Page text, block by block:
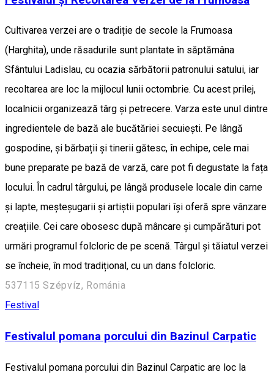
Cultivarea verzei are o tradiție de secole la Frumoasa
(Harghita), unde răsadurile sunt plantate în săptămâna
Sfântului Ladislau, cu ocazia sărbătorii patronului satului, iar
recoltarea are loc la mijlocul lunii octombrie. Cu acest prilej,
localnicii organizează târg și petrecere. Varza este unul dintre
ingredientele de bază ale bucătăriei secuiești. Pe lângă
gospodine, și bărbații și tinerii gătesc, în echipe, cele mai
bune preparate pe bază de varză, care pot fi degustate la fața
locului. În cadrul târgului, pe lângă produsele locale din carne
și lapte, meșteșugarii și artiștii populari își oferă spre vânzare
creațiile. Cei care obosesc după mâncare și cumpărături pot
urmări programul folcloric de pe scenă. Târgul și tăiatul verzei
se încheie, în mod tradițional, cu un dans folcloric.
537115 Szépvíz, Románia
Festival
Festivalul pomana porcului din Bazinul Carpatic
Festivalul pomana porcului din Bazinul Carpatic are loc la